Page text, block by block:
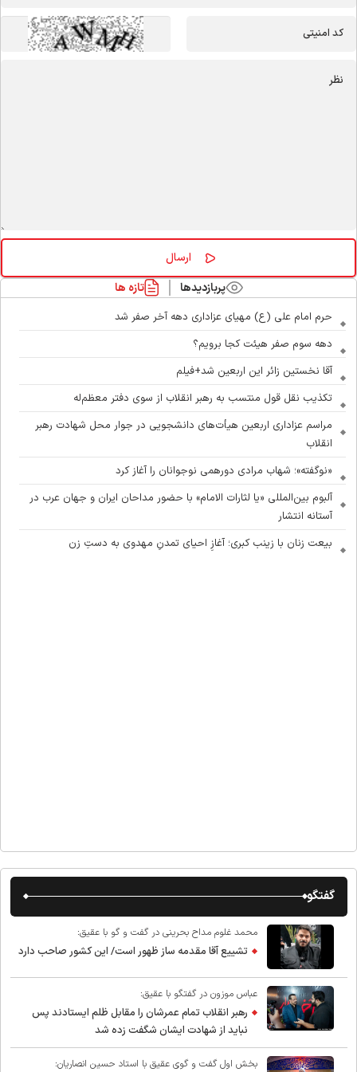
پربازدیدها تازه ها
حرم امام علی (ع) مهیای عزاداری دهه آخر صفر شد
دهه سوم صفر هیئت کجا برویم؟
آقا نخستین زائر این اربعین شد+فیلم
تکذیب نقل قول منتسب به رهبر انقلاب از سوی دفتر معظم‌له
مراسم عزاداری اربعین هیأت‌های دانشجویی در جوار محل شهادت رهبر
انقلاب
«نوگفته»؛ شهاب مرادی دورهمی نوجوانان را آغاز کرد
آلبوم بین‌المللی «یا لثارات الامام» با حضور مداحان ایران و جهان عرب در
آستانه انتشار
بیعت زنان با زینب کبری؛ آغازِ احیای تمدنِ مهدوی به دستِ زن
گفتگو
محمد غلوم مداح بحرینی در گفت و گو با عقیق:
تشییع آقا مقدمه ساز ظهور است/ این کشور صاحب دارد
عباس موزون در گفتگو با عقیق:
رهبر انقلاب تمام عمرشان را مقابل ظلم ایستادند پس
نباید از شهادت ایشان شگفت زده شد
بخش اول گفت و گوی عقیق با استاد حسین انصاریان: